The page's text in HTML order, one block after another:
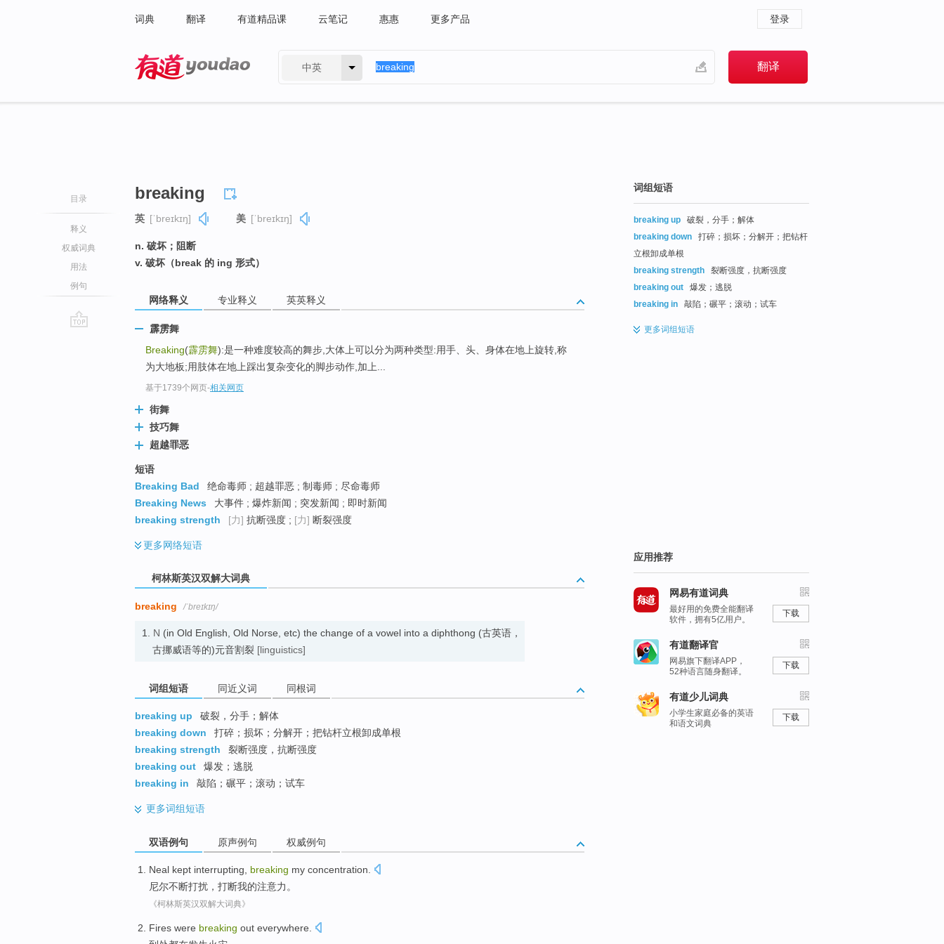
词典 翻译 有道精品课 云笔记 惠惠 更多产品 登录
中英
目录
释义
权威词典
用法
例句
breaking
英 [ˈbreɪkɪŋ] 美 [ˈbreɪkɪŋ]
n. 破坏；阻断
v. 破坏（break 的 ing 形式）
网络释义 专业释义 英英释义
霹雳舞
Breaking(霹雳舞):是一种难度较高的舞步,大体上可以分为两种类型:用手、头、身体在地上旋转,称
为大地板;用肢体在地上踩出复杂变化的脚步动作,加上...
基于1739个网页-相关网页
街舞
技巧舞
超越罪恶
短语
Breaking Bad
绝命毒师 ; 超越罪恶 ; 制毒师 ; 尽命毒师
Breaking News
大事件 ; 爆炸新闻 ; 突发新闻 ; 即时新闻
breaking strength
[力] 抗断强度 ; [力] 断裂强度
更多网络短语
柯林斯英汉双解大词典
breaking /ˈbreɪkɪŋ/
1. N (in Old English, Old Norse, etc) the change of a vowel into a diphthong (古英语，
古挪威语等的)元音割裂 [linguistics]
词组短语 同近义词 同根词
breaking up
破裂，分手；解体
breaking down
打碎；损坏；分解开；把钻杆立根卸成单根
breaking strength
裂断强度，抗断强度
breaking out
爆发；逃脱
breaking in
敲陷；碾平；滚动；试车
更多词组短语
双语例句 原声例句 权威例句
Neal kept interrupting breaking my concentration
尼尔不断打扰 ， 打断我的注意力 。
《柯林斯英汉双解大词典》
Fires were breaking out everywhere
词组短语
breaking up
破裂，分手；解体
breaking down
打碎；损坏；分解开；把钻杆
立根卸成单根
breaking strength
裂断强度，抗断强度
breaking out
爆发；逃脱
breaking in
敲陷；碾平；滚动；试车
更多词组短语
应用推荐